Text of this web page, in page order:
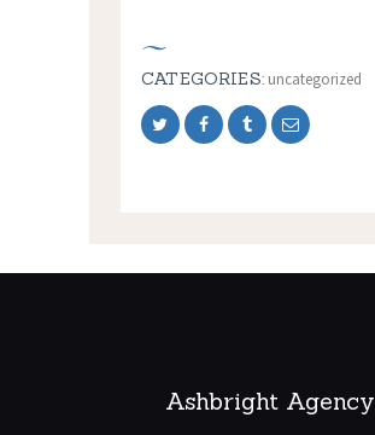
CATEGORIES: uncategorized
Ashbright Agency